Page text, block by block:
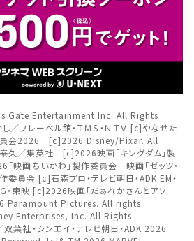
ンクより、ご覧になりたい作品を選
を確認する
ト会員もあります。
更する
Gate Entertainment Inc. All Rights
フレーベル館・ＴＭＳ・ＮＴＶ [c]やなせた
員会2026 [c]2026 Disney/Pixar. All
／集英社 [c]2026映画「キングダム」製
映画ちいかわ」製作委員会 映画「ゼッツ・
委員会 [c]石森プロ・テレビ朝日・ADK EM・
・東映 [c]2026映画「だぁれかさんとアソ
Paramount Pictures. All rights
Enterprises, Inc. All Rights
社・シンエイ・テレビ朝日・ADK 2026
閉じる
を変更しますか？
以降で選択いただいた情報は解除
されます。
変更する
閉じる
を変更しますか？
以降で選択いただいた情報は解
除されます。
変更する
閉じる
機能のご利用には
員へのご登録が必要です。
のログイン・ご登録はこちら